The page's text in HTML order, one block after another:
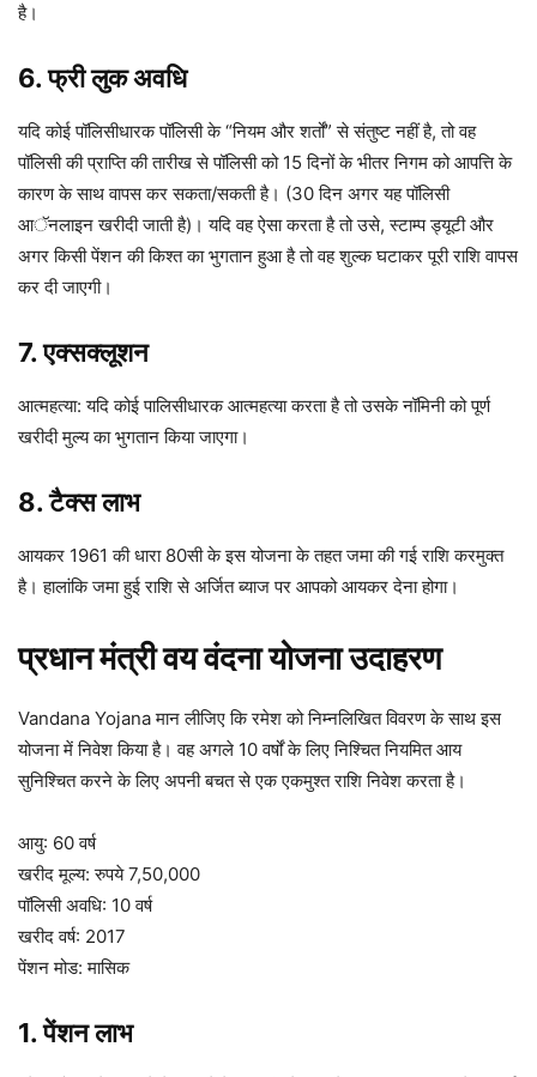
है।
6. फ्री लुक अवधि
यदि कोई पॉलिसीधारक पॉलिसी के “नियम और शर्तों” से संतुष्ट नहीं है, तो वह
पॉलिसी की प्राप्ति की तारीख से पॉलिसी को 15 दिनों के भीतर निगम को आपत्ति के
कारण के साथ वापस कर सकता/सकती है। (30 दिन अगर यह पॉलिसी
आॅनलाइन खरीदी जाती है)। यदि वह ऐसा करता है तो उसे, स्टाम्प ड्यूटी और
अगर किसी पेंशन की किश्त का भुगतान हुआ है तो वह शुल्क घटाकर पूरी राशि वापस
कर दी जाएगी।
7. एक्सक्लूशन
आत्महत्या: यदि कोई पालिसीधारक आत्महत्या करता है तो उसके नॉमिनी को पूर्ण
खरीदी मुल्य का भुगतान किया जाएगा।
8. टैक्स लाभ
आयकर 1961 की धारा 80सी के इस योजना के तहत जमा की गई राशि करमुक्त
है। हालांकि जमा हुई राशि से अर्जित ब्याज पर आपको आयकर देना होगा।
प्रधान मंत्री वय वंदना योजना उदाहरण
Vandana Yojana मान लीजिए कि रमेश को निम्नलिखित विवरण के साथ इस
योजना में निवेश किया है। वह अगले 10 वर्षों के लिए निश्चित नियमित आय
सुनिश्चित करने के लिए अपनी बचत से एक एकमुश्त राशि निवेश करता है।
आयु: 60 वर्ष
खरीद मूल्य: रुपये 7,50,000
पॉलिसी अवधि: 10 वर्ष
खरीद वर्ष: 2017
पेंशन मोड: मासिक
1. पेंशन लाभ